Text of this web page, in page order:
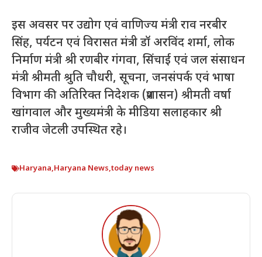
इस अवसर पर उद्योग एवं वाणिज्य मंत्री राव नरबीर
सिंह, पर्यटन एवं विरासत मंत्री डॉ अरविंद शर्मा, लोक
निर्माण मंत्री श्री रणबीर गंगवा, सिंचाई एवं जल संसाधन
मंत्री श्रीमती श्रुति चौधरी, सूचना, जनसंपर्क एवं भाषा
विभाग की अतिरिक्त निदेशक (प्रशासन) श्रीमती वर्षा
खांगवाल और मुख्यमंत्री के मीडिया सलाहकार श्री
राजीव जेटली उपस्थित रहे।
Haryana,Haryana News,today news